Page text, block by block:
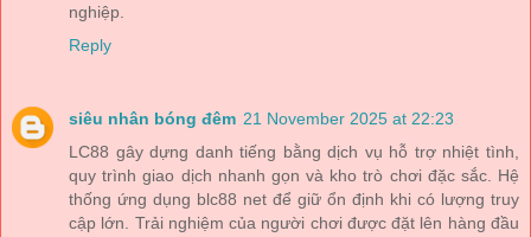
nghiệp.
Reply
siêu nhân bóng đêm 21 November 2025 at 22:23
LC88 gây dựng danh tiếng bằng dịch vụ hỗ trợ nhiệt tình,
quy trình giao dịch nhanh gọn và kho trò chơi đặc sắc. Hệ
thống ứng dụng blc88 net để giữ ổn định khi có lượng truy
cập lớn. Trải nghiệm của người chơi được đặt lên hàng đầu